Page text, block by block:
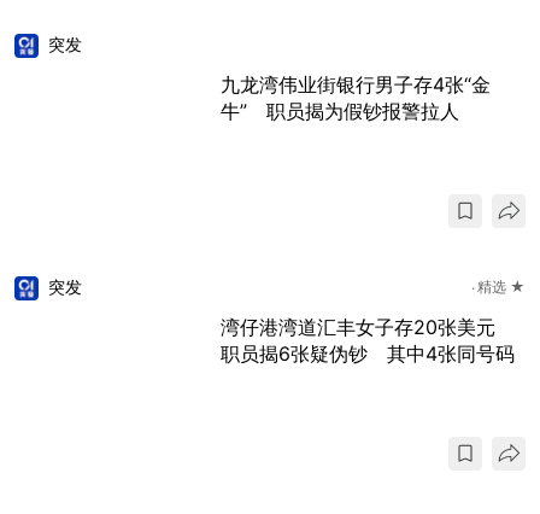
突发
九龙湾伟业街银行男子存4张“金
牛” 职员揭为假钞报警拉人
突发 精选 ★
湾仔港湾道汇丰女子存20张美元
职员揭6张疑伪钞 其中4张同号码